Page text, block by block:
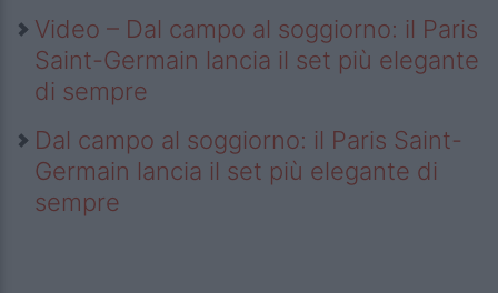
Video – Dal campo al soggiorno: il Paris
Saint-Germain lancia il set più elegante
di sempre
Dal campo al soggiorno: il Paris Saint-
Germain lancia il set più elegante di
sempre